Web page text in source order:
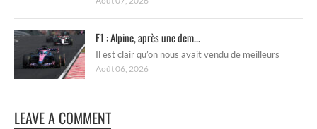
F1 : Alpine, après une dem...
Il est clair qu’on nous avait vendu de meilleurs
Août 06, 2026
LEAVE A COMMENT